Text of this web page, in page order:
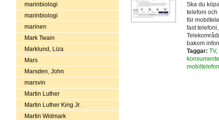
marinbiologi
marinbiologi
marinen
Mark Twain
Marklund, Liza
Mars
Marsden, John
marsvin
Martin Luther
Martin Luther King Jr.
Martin Widmark
Ska du
telefoni och
för
fast
bakom
Taggar: TV,